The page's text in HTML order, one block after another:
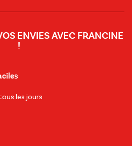
ENVIES AVEC FRANCINE
!
les jours